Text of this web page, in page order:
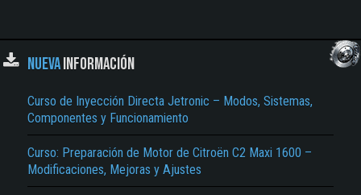
NUEVAINFORMACIÓN
Curso de Inyección Directa Jetronic – Modos, Sistemas,
Componentes y Funcionamiento
Curso: Preparación de Motor de Citroën C2 Maxi 1600 –
Modificaciones, Mejoras y Ajustes